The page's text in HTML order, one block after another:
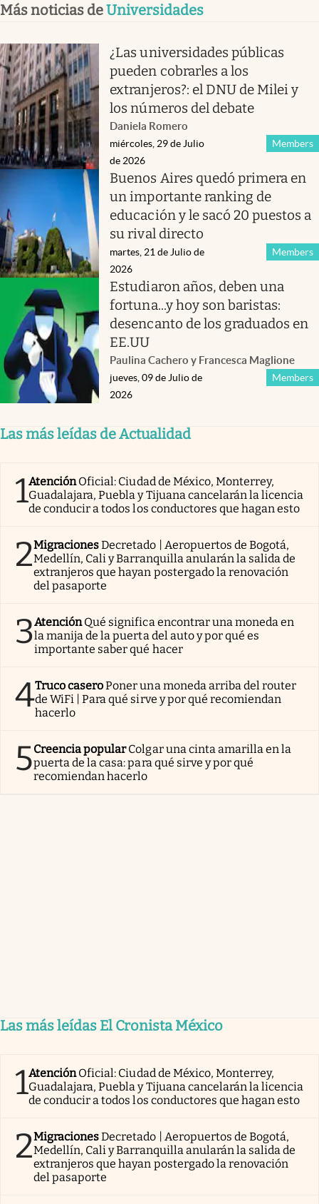
Más noticias deUniversidades
¿Las universidades públicas
pueden cobrarles a los
extranjeros?: el DNU de Milei y
los números del debate
Daniela Romero
Members
miércoles, 29 de Julio
de 2026
Buenos Aires quedó primera en
un importante ranking de
educación y le sacó 20 puestos a
su rival directo
Members
martes, 21 de Julio de
2026
Estudiaron años, deben una
fortuna...y hoy son baristas:
desencanto de los graduados en
EE.UU
Paulina Cachero y Francesca Maglione
Members
jueves, 09 de Julio de
2026
Las más leídas de Actualidad
1AtenciónOficial: Ciudad de México, Monterrey,
Guadalajara, Puebla y Tijuana cancelarán la licencia
de conducir a todos los conductores que hagan esto
2MigracionesDecretado | Aeropuertos de Bogotá,
Medellín, Cali y Barranquilla anularán la salida de
extranjeros que hayan postergado la renovación
del pasaporte
3AtenciónQué significa encontrar una moneda en
la manija de la puerta del auto y por qué es
importante saber qué hacer
4Truco caseroPoner una moneda arriba del router
de WiFi | Para qué sirve y por qué recomiendan
hacerlo
5Creencia popularColgar una cinta amarilla en la
puerta de la casa: para qué sirve y por qué
recomiendan hacerlo
Las más leídas El Cronista México
1AtenciónOficial: Ciudad de México, Monterrey,
Guadalajara, Puebla y Tijuana cancelarán la licencia
de conducir a todos los conductores que hagan esto
2MigracionesDecretado | Aeropuertos de Bogotá,
Medellín, Cali y Barranquilla anularán la salida de
extranjeros que hayan postergado la renovación
del pasaporte